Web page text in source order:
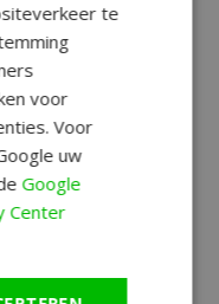
te
voor
Voor
uw
Google
Center